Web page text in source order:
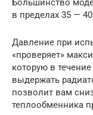
в пределах 35 —
Давление при
«проверяет»
которую в
выдержать
позволит вам
теплообменника